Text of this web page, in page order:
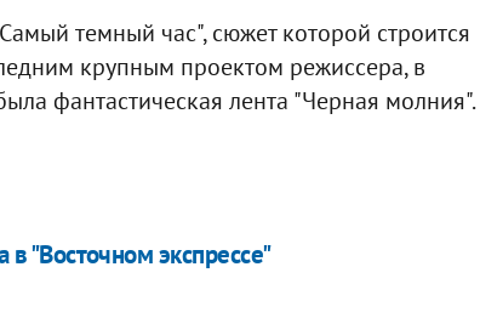
темный час", сюжет которой строится
крупным проектом режиссера, в
фантастическая лента "Черная молния".
в "Восточном экспрессе"